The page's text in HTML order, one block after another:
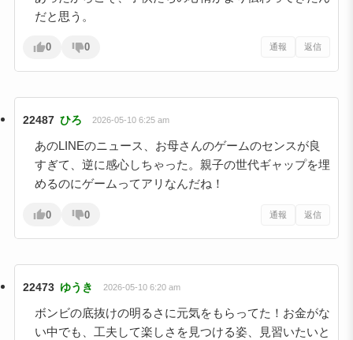
だと思う。
0 0 通報 返信
22487 ひろ 2026-05-10 6:25 am
あのLINEのニュース、お母さんのゲームのセンスが良
すぎて、逆に感心しちゃった。親子の世代ギャップを埋
めるのにゲームってアリなんだね！
0 0 通報 返信
22473 ゆうき 2026-05-10 6:20 am
ボンビの底抜けの明るさに元気をもらってた！お金がな
い中でも、工夫して楽しさを見つける姿、見習いたいと